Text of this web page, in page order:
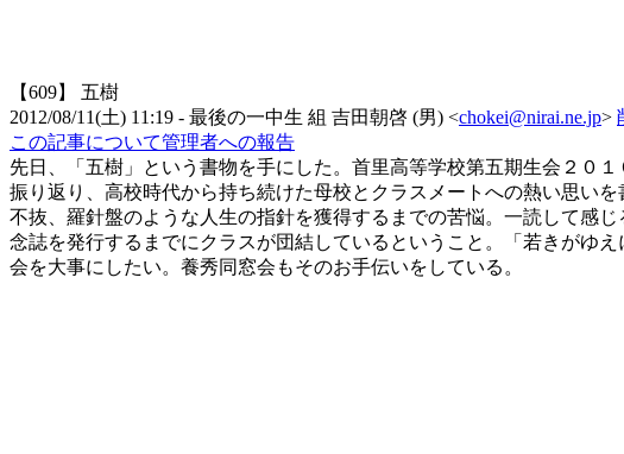
【609】 五樹
2012/08/11(土) 11:19 - 最後の一中生 組 吉田朝啓 (男) <chokei@nirai.ne.jp>
この記事について管理者への報告
先日、「五樹」という書物を手にした。首里高等学校第五期生会２０
振り返り、高校時代から持ち続けた母校とクラスメートへの熱い思い
不抜、羅針盤のような人生の指針を獲得するまでの苦悩。一読して感
念誌を発行するまでにクラスが団結しているということ。「若きがゆ
会を大事にしたい。養秀同窓会もそのお手伝いをしている。